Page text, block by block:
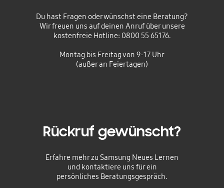
Du hast Fragen oder wünschst eine Beratung?
Wir freuen uns auf deinen Anruf über unsere
kostenfreie Hotline: 0800 55 65176.
Montag bis Freitag von 9-17 Uhr
(außer an Feiertagen)
Rückruf gewünscht?
Erfahre mehr zu Samsung Neues Lernen
und kontaktiere uns für ein
persönliches Beratungsgespräch.